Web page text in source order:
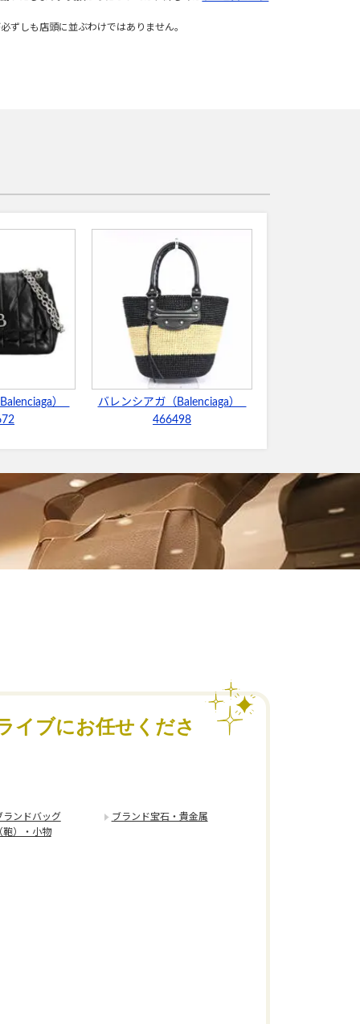
ずしも店頭に並ぶわけではありません。
）
バレンシアガ（Balenciaga）
466498
イブにお任せくださ
ランドバッグ
鞄）・小物
ブランド宝石・貴金属